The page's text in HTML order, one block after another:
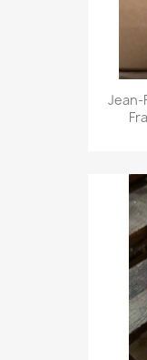
Jean-